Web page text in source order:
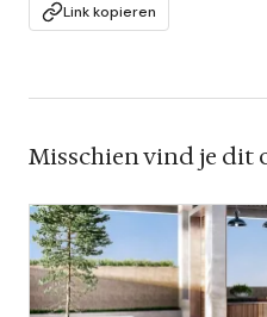
Link kopieren
Misschien vind je dit